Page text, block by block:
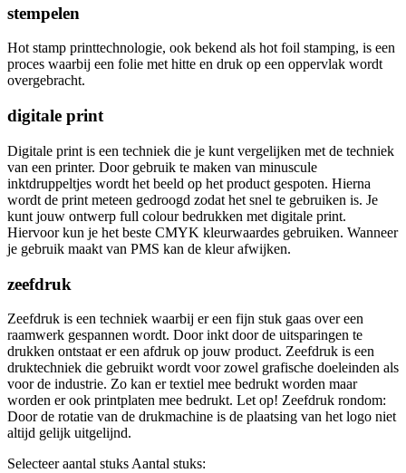
stempelen
Hot stamp printtechnologie, ook bekend als hot foil stamping, is een
proces waarbij een folie met hitte en druk op een oppervlak wordt
overgebracht.
digitale print
Digitale print is een techniek die je kunt vergelijken met de techniek
van een printer. Door gebruik te maken van minuscule
inktdruppeltjes wordt het beeld op het product gespoten. Hierna
wordt de print meteen gedroogd zodat het snel te gebruiken is. Je
kunt jouw ontwerp full colour bedrukken met digitale print.
Hiervoor kun je het beste CMYK kleurwaardes gebruiken. Wanneer
je gebruik maakt van PMS kan de kleur afwijken.
zeefdruk
Zeefdruk is een techniek waarbij er een fijn stuk gaas over een
raamwerk gespannen wordt. Door inkt door de uitsparingen te
drukken ontstaat er een afdruk op jouw product. Zeefdruk is een
druktechniek die gebruikt wordt voor zowel grafische doeleinden als
voor de industrie. Zo kan er textiel mee bedrukt worden maar
worden er ook printplaten mee bedrukt. Let op! Zeefdruk rondom:
Door de rotatie van de drukmachine is de plaatsing van het logo niet
altijd gelijk uitgelijnd.
Selecteer aantal stuks Aantal stuks: